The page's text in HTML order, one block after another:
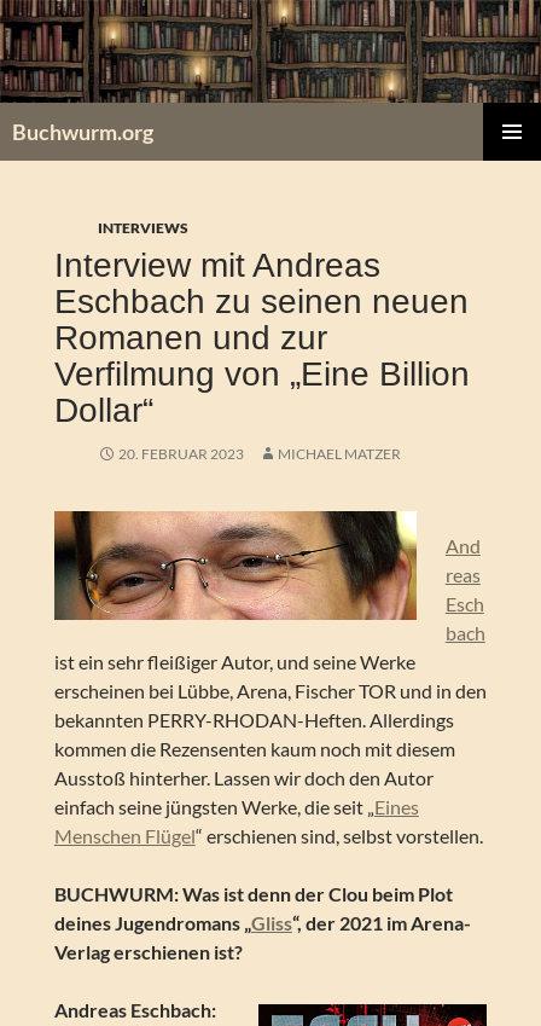
Zum
Inhalt
springen
Buchwurm.org
INTERVIEWS
Interview mit Andreas
Eschbach zu seinen neuen
Romanen und zur
Verfilmung von „Eine Billion
Dollar“
20. FEBRUAR 2023 MICHAEL MATZER
And
reas
Esch
bach
ist ein sehr fleißiger Autor, und seine Werke
erscheinen bei Lübbe, Arena, Fischer TOR und in den
bekannten PERRY-RHODAN-Heften. Allerdings
kommen die Rezensenten kaum noch mit diesem
Ausstoß hinterher. Lassen wir doch den Autor
einfach seine jüngsten Werke, die seit „Eines
Menschen Flügel“ erschienen sind, selbst vorstellen.
BUCHWURM: Was ist denn der Clou beim Plot
deines Jugendromans „Gliss“, der 2021 im Arena-
Verlag erschienen ist?
Andreas Eschbach: